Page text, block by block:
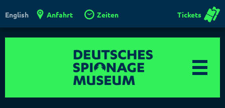
English Anfahrt Zeiten Tickets